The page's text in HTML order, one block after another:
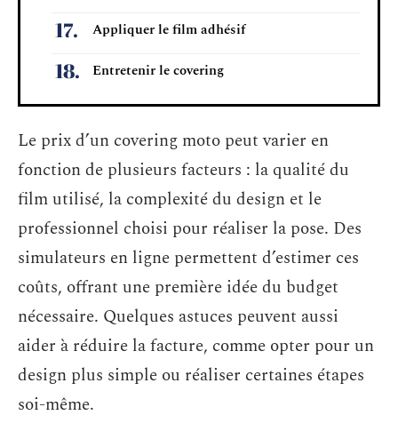
Appliquer le film adhésif
Entretenir le covering
Le prix d’un covering moto peut varier en
fonction de plusieurs facteurs : la qualité du
film utilisé, la complexité du design et le
professionnel choisi pour réaliser la pose. Des
simulateurs en ligne permettent d’estimer ces
coûts, offrant une première idée du budget
nécessaire. Quelques astuces peuvent aussi
aider à réduire la facture, comme opter pour un
design plus simple ou réaliser certaines étapes
soi-même.